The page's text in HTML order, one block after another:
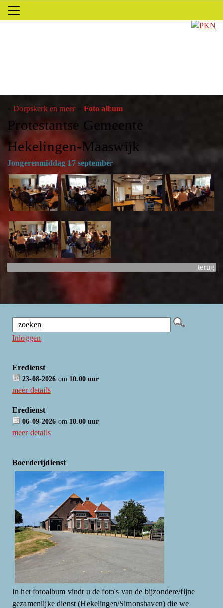
»Dorpskerk en meer» Foto album
Protestantse Gemeente
Hekelingen-Maaswijk
Jongerenmiddag 17 september
terug
Inloggen
Eredienst
23-08-2026 om 10.00 uur
meer details
Eredienst
06-09-2026 om 10.00 uur
meer details
Boerderijdienst
In het fotoalbum vindt u de foto's van de bijzondere/fijne
gezamenlijke dienst (Hekelingen/Simonshaven) die we